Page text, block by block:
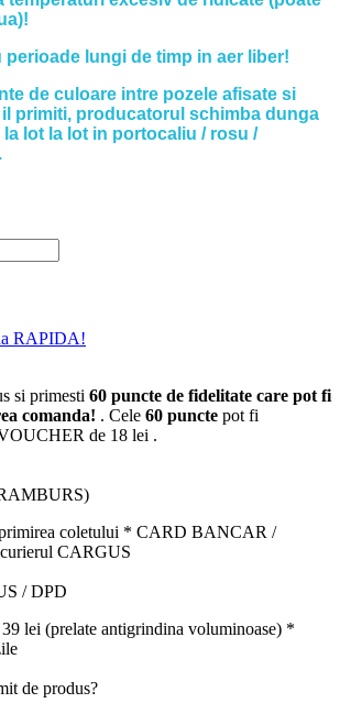
perioade lungi de timp in aer liber!
de culoare intre pozele afisate si
primiti, producatorul schimba dunga
lot la lot in portocaliu / rosu /
RAPIDA!
si primesti 60 puncte de fidelitate care pot fi
comanda! . Cele 60 puncte pot fi
de 18 lei .
coletului * CARD BANCAR /
CARGUS
/ DPD
lei (prelate antigrindina voluminoase) *
de produs?